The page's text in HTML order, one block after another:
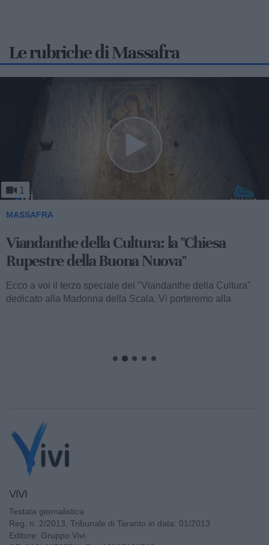
Le rubriche di Massafra
1
MASSAFRA
Viandanthe della Cultura: la "Chiesa
Rupestre della Buona Nuova"
Ecco a voi il terzo speciale del "Viandanthe della Cultura"
dedicato alla Madonna della Scala. Vi porteremo alla
VIVI
Testata giornalistica
Reg. n. 2/2013, Tribunale di Taranto in data: 01/2013
Editore: Gruppo Vivi